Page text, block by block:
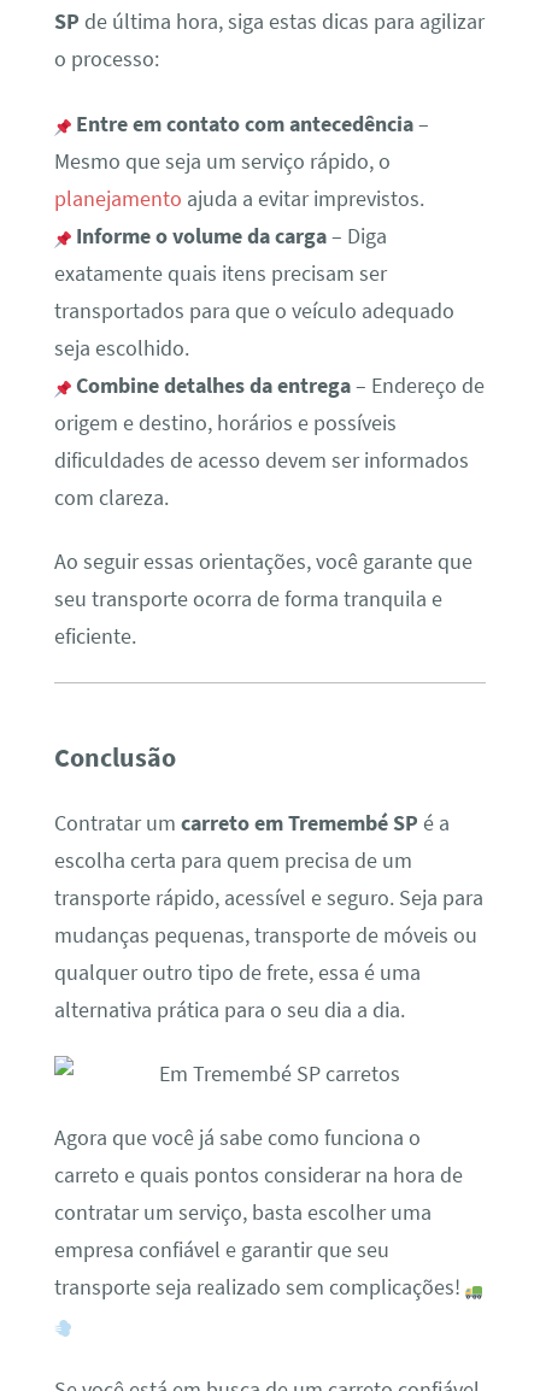
SP de última hora, siga estas dicas para agilizar
o processo:
Entre em contato com antecedência–
Mesmo que seja um serviço rápido, o
planejamento ajuda a evitar imprevistos.
Informe o volume da carga– Diga
exatamente quais itens precisam ser
transportados para que o veículo adequado
seja escolhido.
Combine detalhes da entrega– Endereço de
origem e destino, horários e possíveis
dificuldades de acesso devem ser informados
com clareza.
Ao seguir essas orientações, você garante que
seu transporte ocorra de forma tranquila e
eficiente.
Conclusão
Contratar um carreto em Tremembé SP é a
escolha certa para quem precisa de um
transporte rápido, acessível e seguro. Seja para
mudanças pequenas, transporte de móveis ou
qualquer outro tipo de frete, essa é uma
alternativa prática para o seu dia a dia.
Agora que você já sabe como funciona o
carreto e quais pontos considerar na hora de
contratar um serviço, basta escolher uma
empresa confiável e garantir que seu
transporte seja realizado sem complicações!